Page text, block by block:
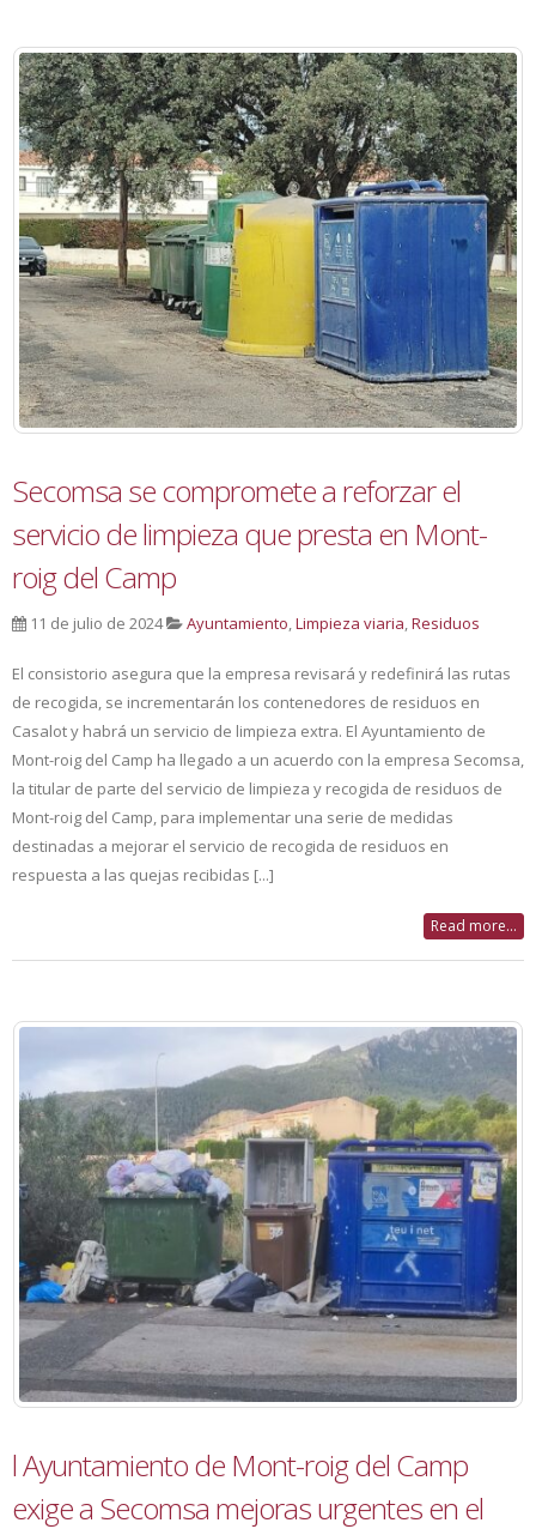
Secomsa se compromete a reforzar el
servicio de limpieza que presta en Mont-
roig del Camp
11 de julio de 2024 Ayuntamiento,Limpieza viaria,Residuos
El consistorio asegura que la empresa revisará y redefinirá las rutas
de recogida, se incrementarán los contenedores de residuos en
Casalot y habrá un servicio de limpieza extra. El Ayuntamiento de
Mont-roig del Camp ha llegado a un acuerdo con la empresa Secomsa,
la titular de parte del servicio de limpieza y recogida de residuos de
Mont-roig del Camp, para implementar una serie de medidas
destinadas a mejorar el servicio de recogida de residuos en
respuesta a las quejas recibidas [...]
Read more...
l Ayuntamiento de Mont-roig del Camp
exige a Secomsa mejoras urgentes en el